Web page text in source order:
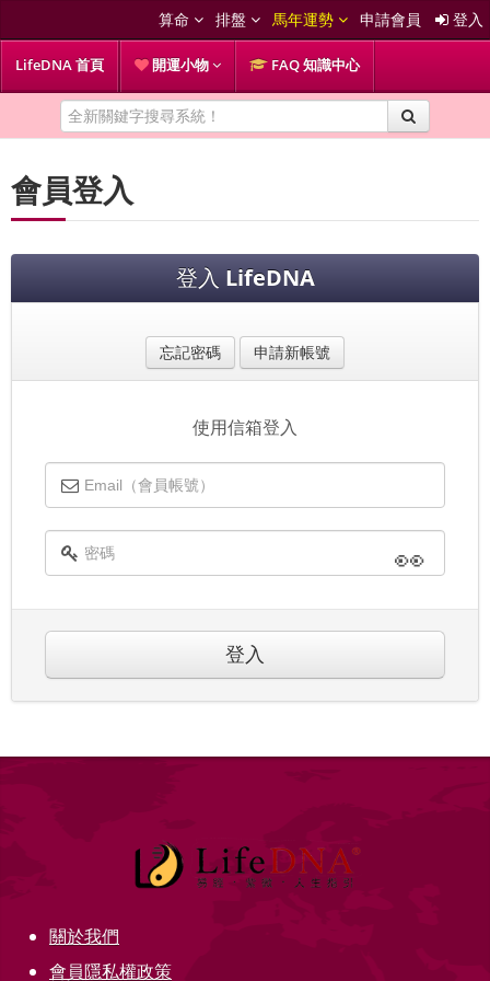
算命 排盤 馬年運勢 申請會員 登入
LifeDNA 首頁 開運小物 FAQ 知識中心
會員登入
登入 LifeDNA
忘記密碼 申請新帳號
使用信箱登入
👀
登入
關於我們
會員隱私權政策